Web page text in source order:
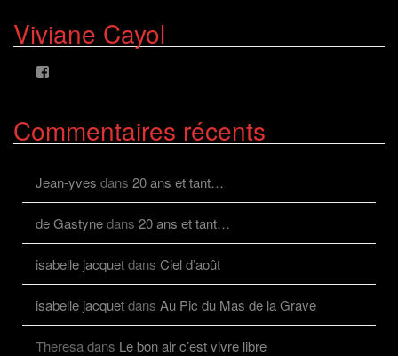
AlcazFR
sur
alcazfr
sur
Viviane Cayol
viviane.cayolalcaz
sur
Commentaires récents
Jean-yves dans 20 ans et tant…
de Gastynedans 20 ans et tant…
isabelle jacquetdans Ciel d’août
isabelle jacquetdans Au Pic du Mas de la Grave
Theresadans Le bon air c’est vivre libre